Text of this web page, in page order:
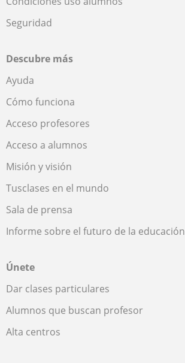
Seguridad
Descubre más
Ayuda
Cómo funciona
Acceso profesores
Acceso a alumnos
Misión y visión
Tusclases en el mundo
Sala de prensa
Informe sobre el futuro de la educación
Únete
Dar clases particulares
Alumnos que buscan profesor
Alta centros